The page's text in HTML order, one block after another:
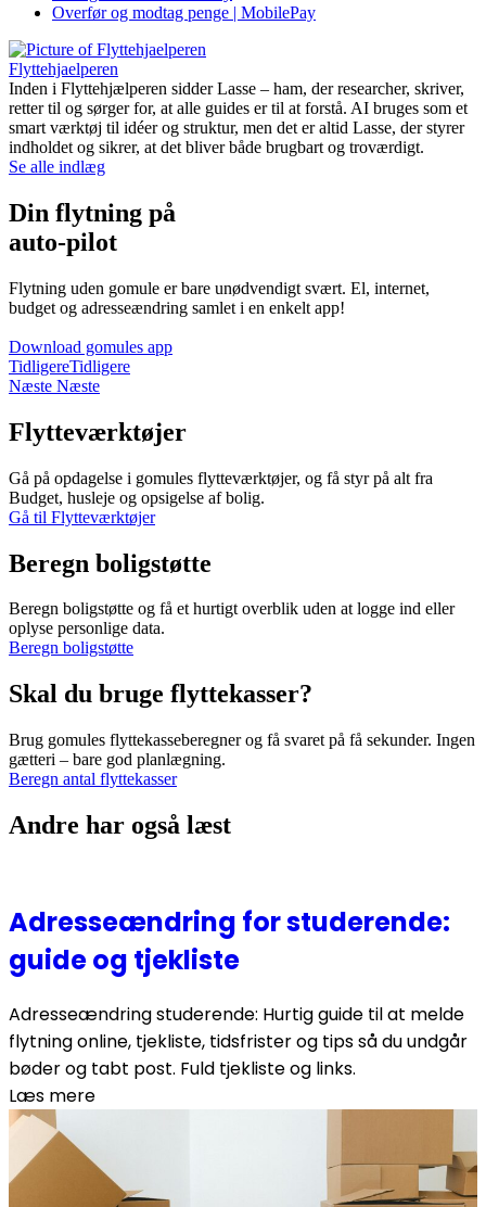
Overfør og modtag penge | MobilePay
Flyttehjaelperen
Inden i Flyttehjælperen sidder Lasse – ham, der researcher, skriver,
retter til og sørger for, at alle guides er til at forstå. AI bruges som et
smart værktøj til idéer og struktur, men det er altid Lasse, der styrer
indholdet og sikrer, at det bliver både brugbart og troværdigt.
Se alle indlæg
Din flytning på
auto-pilot
Flytning uden gomule er bare unødvendigt svært. El, internet,
budget og adresseændring samlet i en enkelt app!
Download gomules app
TidligereTidligere
Næste Næste
Flytteværktøjer
Gå på opdagelse i gomules flytteværktøjer, og få styr på alt fra
Budget, husleje og opsigelse af bolig.
Gå til Flytteværktøjer
Beregn boligstøtte
Beregn boligstøtte og få et hurtigt overblik uden at logge ind eller
oplyse personlige data.
Beregn boligstøtte
Skal du bruge flyttekasser?
Brug gomules flyttekasseberegner og få svaret på få sekunder. Ingen
gætteri – bare god planlægning.
Beregn antal flyttekasser
Andre har også læst
Adresseændring for studerende:
guide og tjekliste
Adresseændring studerende: Hurtig guide til at melde
flytning online, tjekliste, tidsfrister og tips så du undgår
bøder og tabt post. Fuld tjekliste og links.
Læs mere